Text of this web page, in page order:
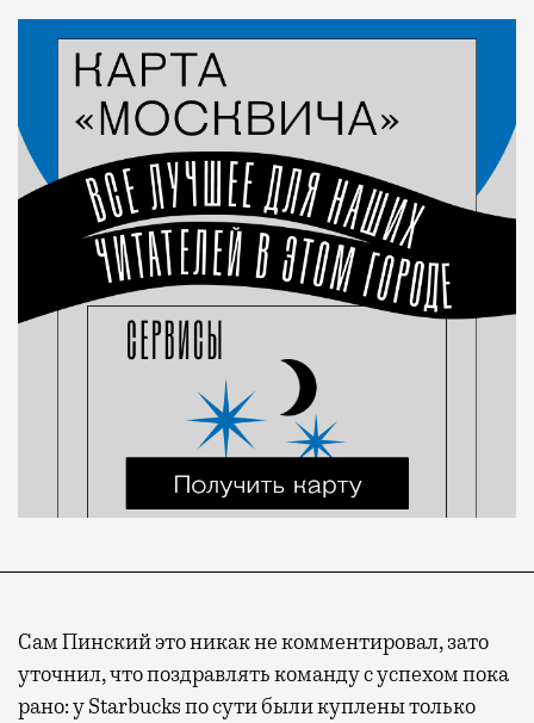
Сам Пинский это никак не комментировал, зато
уточнил, что поздравлять команду с успехом пока
рано: у Starbucks по сути были куплены только